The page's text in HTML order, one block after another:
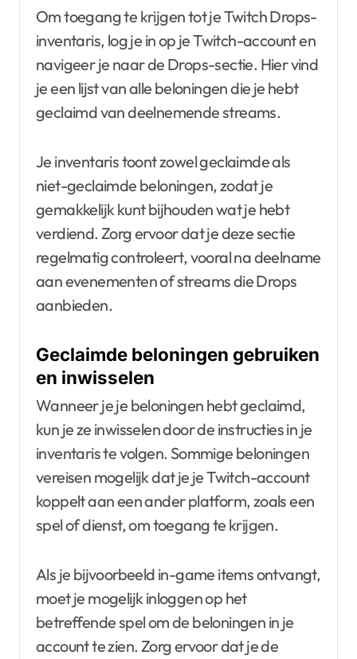
Om toegang te krijgen tot je Twitch Drops-
inventaris, log je in op je Twitch-account en
navigeer je naar de Drops-sectie. Hier vind
je een lijst van alle beloningen die je hebt
geclaimd van deelnemende streams.
Je inventaris toont zowel geclaimde als
niet-geclaimde beloningen, zodat je
gemakkelijk kunt bijhouden wat je hebt
verdiend. Zorg ervoor dat je deze sectie
regelmatig controleert, vooral na deelname
aan evenementen of streams die Drops
aanbieden.
Geclaimde beloningen gebruiken
en inwisselen
Wanneer je je beloningen hebt geclaimd,
kun je ze inwisselen door de instructies in je
inventaris te volgen. Sommige beloningen
vereisen mogelijk dat je je Twitch-account
koppelt aan een ander platform, zoals een
spel of dienst, om toegang te krijgen.
Als je bijvoorbeeld in-game items ontvangt,
moet je mogelijk inloggen op het
betreffende spel om de beloningen in je
account te zien. Zorg ervoor dat je de